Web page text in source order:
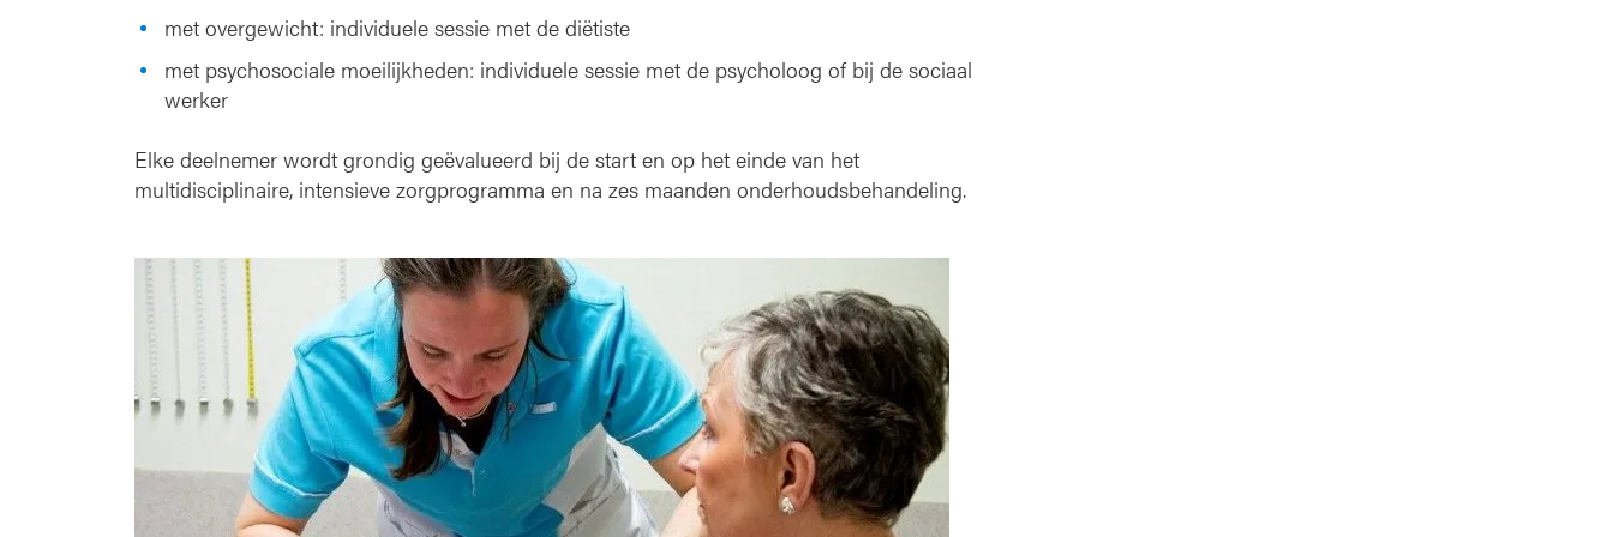
met overgewicht: individuele sessie met de diëtiste
met psychosociale moeilijkheden: individuele sessie met de psycholoog of bij de sociaal
werker
Elke deelnemer wordt grondig geëvalueerd bij de start en op het einde van het
multidisciplinaire, intensieve zorgprogramma en na zes maanden onderhoudsbehandeling.